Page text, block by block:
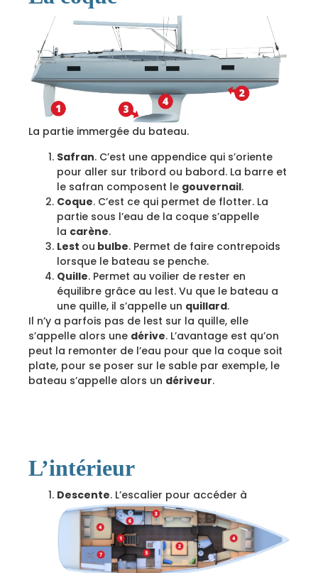
La partie immergée du bateau.
Safran. C’est une appendice qui s’oriente
pour aller sur tribord ou babord. La barre et
le safran composent le gouvernail.
Coque. C’est ce qui permet de flotter. La
partie sous l’eau de la coque s’appelle
la carène.
Lest ou bulbe. Permet de faire contrepoids
lorsque le bateau se penche.
Quille. Permet au voilier de rester en
équilibre grâce au lest. Vu que le bateau a
une quille, il s’appelle un quillard.
Il n’y a parfois pas de lest sur la quille, elle
s’appelle alors une dérive. L’avantage est qu’on
peut la remonter de l’eau pour que la coque soit
plate, pour se poser sur le sable par exemple, le
bateau s’appelle alors un dériveur.
L’intérieur
Descente. L’escalier pour accéder à